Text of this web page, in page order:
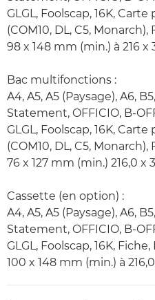
GLGL, Foolscap, 16K,
(COM10, DL, C5,
98 x 148 mm (min.) à 216 x
Bac multifonctions :
A4, A5, A5 (Paysage), A6,
Statement, OFFICIO, B-
GLGL, Foolscap, 16K,
(COM10, DL, C5,
76 x 127 mm (min.) 216,0 x
Cassette (en option) :
A4, A5, A5 (Paysage), A6,
Statement, OFFICIO, B-
GLGL, Foolscap, 16K,
100 x 148 mm (min.) à